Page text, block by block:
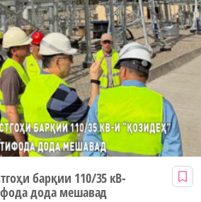
барқии 110/35 кВ-
дода мешавад